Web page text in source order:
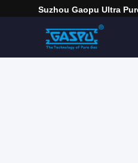
Suzhou Gaopu Ultra